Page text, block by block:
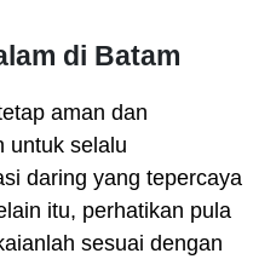
di Batam
aman dan
untuk selalu
daring yang tepercaya
itu, perhatikan pula
sesuai dengan